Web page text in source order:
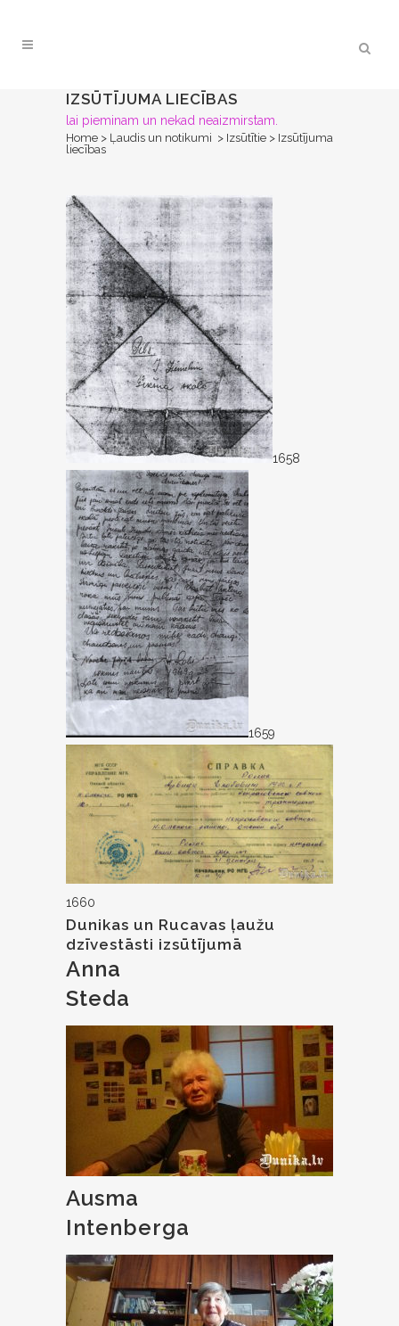
IZSŪTĪJUMA LIECĪBAS
lai pieminam un nekad neaizmirstam.
Home > Ļaudis un notikumi > Izsūtītie > Izsūtījuma
liecības
1658
1659
1660
Dunikas un Rucavas ļaužu
dzīvestāsti izsūtījumā
Anna
Steda
Ausma
Intenberga